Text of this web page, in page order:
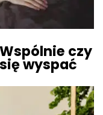
czy
wyspać